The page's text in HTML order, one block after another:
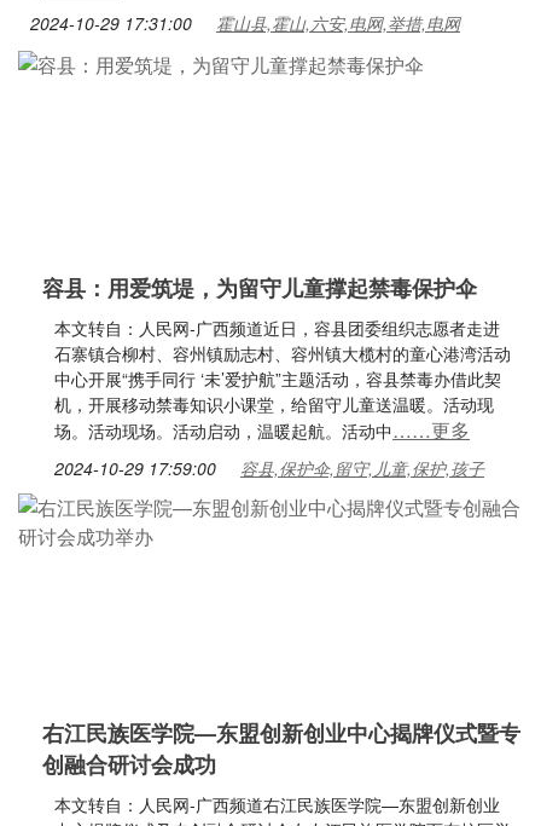
2024-10-29 17:31:00 霍山县,霍山,六安,电网,举措,电网
容县：用爱筑堤，为留守儿童撑起禁毒保护伞
本文转自：人民网-广西频道近日，容县团委组织志愿者走进
石寨镇合柳村、容州镇励志村、容州镇大榄村的童心港湾活动
中心开展“携手同行 ‘未’爱护航”主题活动，容县禁毒办借此契
机，开展移动禁毒知识小课堂，给留守儿童送温暖。活动现
场。活动现场。活动启动，温暖起航。活动中……更多
2024-10-29 17:59:00 容县,保护伞,留守,儿童,保护,孩子
右江民族医学院—东盟创新创业中心揭牌仪式暨专
创融合研讨会成功
本文转自：人民网-广西频道右江民族医学院—东盟创新创业